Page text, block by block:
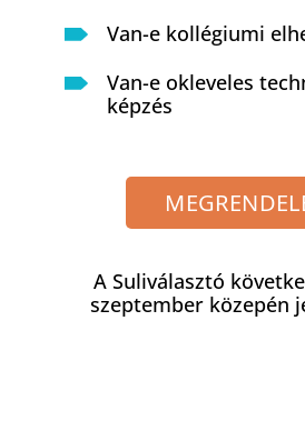
Van-e kollégiumi
Van-e okleveles
képzés
A Suliválasztó
szeptember közepén